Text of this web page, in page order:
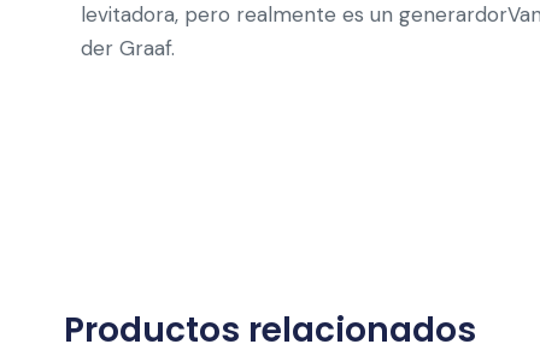
levitadora, pero realmente es un
der Graaf.
Productos relacionados